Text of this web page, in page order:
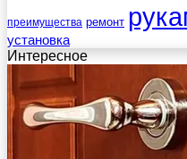
преимущества ремонт
установка
Интересное